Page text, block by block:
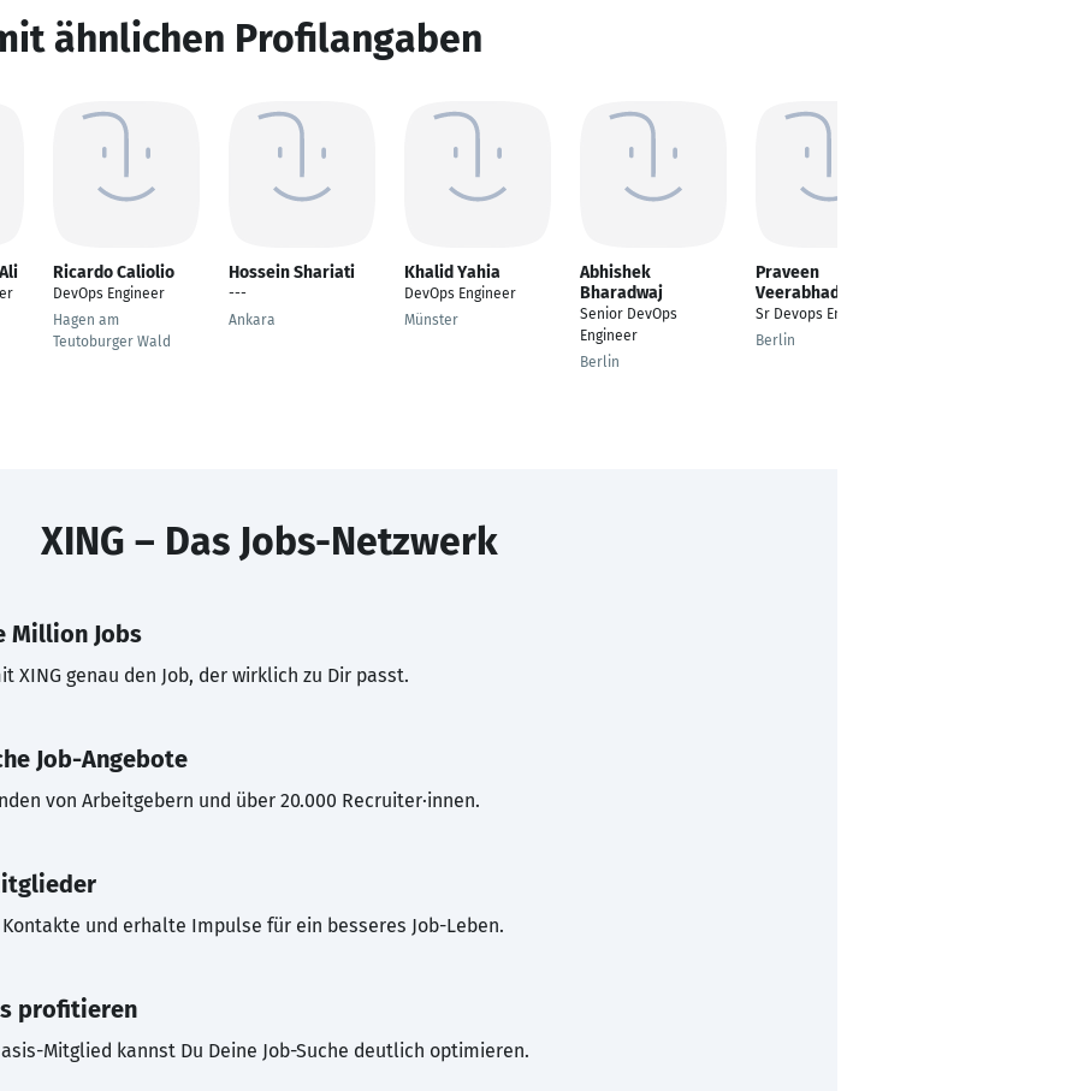
ähnlichen Profilangaben
Ricardo Caliolio
DevOps Engineer
Hagen am
Teutoburger Wald
Hossein Shariati
---
Ankara
Khalid Yahia
DevOps Engineer
Münster
Abhishek
Bharadwaj
Senior DevOps
Engineer
Berlin
Praveen
Veerabhadrappa
Sr Devops Engineer
Berlin
XING – Das Jobs-Netzwerk
Million Jobs
XING genau den Job, der wirklich zu Dir passt.
Job-Angebote
von Arbeitgebern und über 20.000 Recruiter·innen.
und erhalte Impulse für ein besseres Job-Leben.
profitieren
Mitglied kannst Du Deine Job-Suche deutlich optimieren.